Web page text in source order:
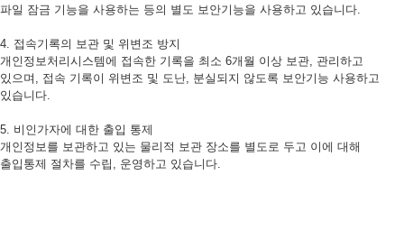
파일 잠금 기능을 사용하는 등의 별도 보안기능을 사용하고 있습니다.
4. 접속기록의 보관 및 위변조 방지
개인정보처리시스템에 접속한 기록을 최소 6개월 이상 보관, 관리하고
있으며, 접속 기록이 위변조 및 도난, 분실되지 않도록 보안기능 사용하고
있습니다.
5. 비인가자에 대한 출입 통제
개인정보를 보관하고 있는 물리적 보관 장소를 별도로 두고 이에 대해
출입통제 절차를 수립, 운영하고 있습니다.